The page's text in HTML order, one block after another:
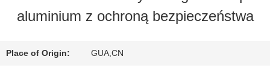
PO
FABRYCE
aluminium z ochroną bezpieczeństwa
Place of Origin: GUA,CN